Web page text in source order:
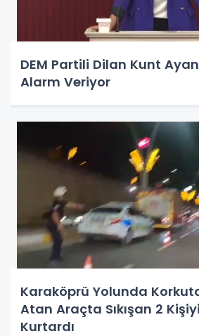
DEM Partili Dilan Kunt
Alarm Veriyor
Karaköprü Yolunda
Atan Araçta Sıkışan 2
Kurtardı